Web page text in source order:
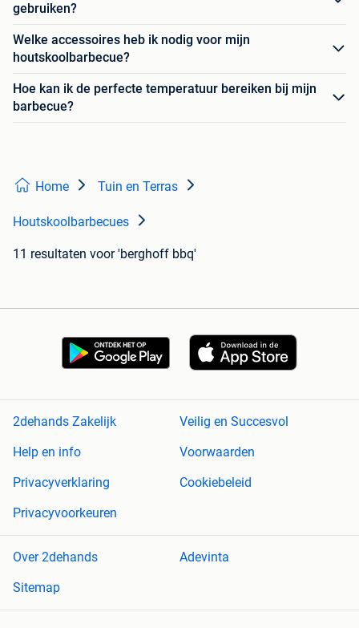
gebruiken?
Welke accessoires heb ik nodig voor mijn
houtskoolbarbecue?
Hoe kan ik de perfecte temperatuur bereiken bij mijn
barbecue?
Home Tuin en Terras
Houtskoolbarbecues
11 resultaten voor 'berghoff bbq'
2dehands Zakelijk
Veilig en Succesvol
Help en info
Voorwaarden
Privacyverklaring
Cookiebeleid
Privacyvoorkeuren
Over 2dehands
Adevinta
Sitemap